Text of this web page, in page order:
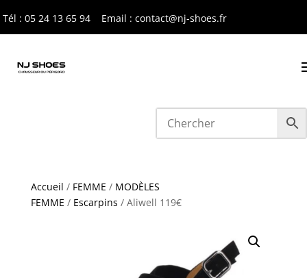
Tél : 05 24 13 65 94 Email : contact@nj-shoes.fr
Accueil / FEMME / MODÈLES
FEMME / Escarpins / Aliwell 119€